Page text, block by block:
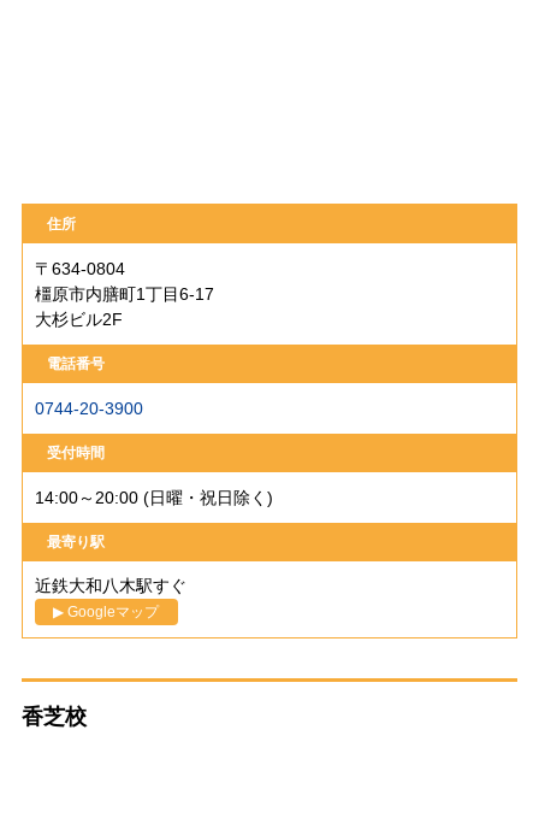
住所
〒634-0804
橿原市内膳町1丁目6-17
大杉ビル2F
電話番号
0744-20-3900
受付時間
14:00～20:00 (日曜・祝日除く)
最寄り駅
近鉄大和八木駅すぐ
▶ Googleマップ
香芝校